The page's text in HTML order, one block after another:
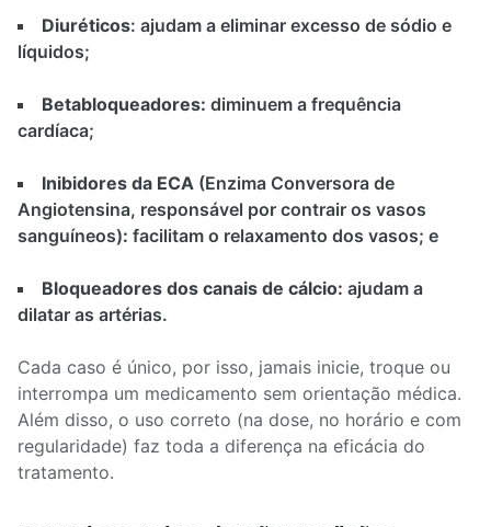
Diuréticos: ajudam a eliminar excesso de sódio e
líquidos;
Betabloqueadores: diminuem a frequência
cardíaca;
Inibidores da ECA (Enzima Conversora de
Angiotensina, responsável por contrair os vasos
sanguíneos): facilitam o relaxamento dos vasos; e
Bloqueadores dos canais de cálcio: ajudam a
dilatar as artérias.
Cada caso é único, por isso, jamais inicie, troque ou
interrompa um medicamento sem orientação médica.
Além disso, o uso correto (na dose, no horário e com
regularidade) faz toda a diferença na eficácia do
tratamento.